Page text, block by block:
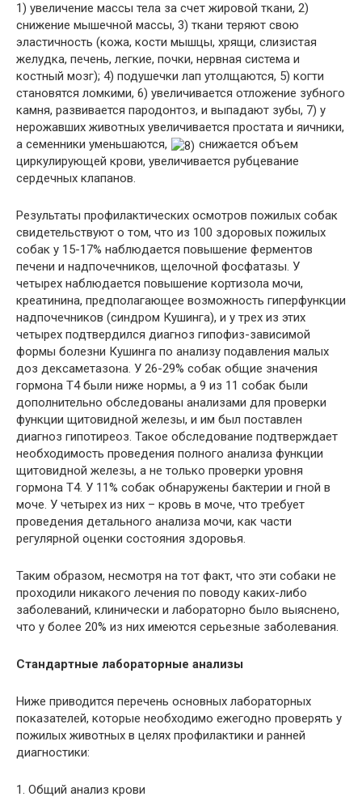
1) увеличение массы тела за счет жировой ткани, 2)
снижение мышечной массы, 3) ткани теряют свою
эластичность (кожа, кости мышцы, хрящи, слизистая
желудка, печень, легкие, почки, нервная система и
костный мозг); 4) подушечки лап утолщаются, 5) когти
становятся ломкими, 6) увеличивается отложение зубного
камня, развивается пародонтоз, и выпадают зубы, 7) у
нерожавших животных увеличивается простата и яичники,
а семенники уменьшаются,
снижается объем
циркулирующей крови, увеличивается рубцевание
сердечных клапанов.
Результаты профилактических осмотров пожилых собак
свидетельствуют о том, что из 100 здоровых пожилых
собак у 15-17% наблюдается повышение ферментов
печени и надпочечников, щелочной фосфатазы. У
четырех наблюдается повышение кортизола мочи,
креатинина, предполагающее возможность гиперфункции
надпочечников (синдром Кушинга), и у трех из этих
четырех подтвердился диагноз гипофиз-зависимой
формы болезни Кушинга по анализу подавления малых
доз дексаметазона. У 26-29% собак общие значения
гормона Т4 были ниже нормы, а 9 из 11 собак были
дополнительно обследованы анализами для проверки
функции щитовидной железы, и им был поставлен
диагноз гипотиреоз. Такое обследование подтверждает
необходимость проведения полного анализа функции
щитовидной железы, а не только проверки уровня
гормона Т4. У 11% собак обнаружены бактерии и гной в
моче. У четырех из них – кровь в моче, что требует
проведения детального анализа мочи, как части
регулярной оценки состояния здоровья.
Таким образом, несмотря на тот факт, что эти собаки не
проходили никакого лечения по поводу каких-либо
заболеваний, клинически и лабораторно было выяснено,
что у более 20% из них имеются серьезные заболевания.
Стандартные лабораторные анализы
Ниже приводится перечень основных лабораторных
показателей, которые необходимо ежегодно проверять у
пожилых животных в целях профилактики и ранней
диагностики:
1. Общий анализ крови